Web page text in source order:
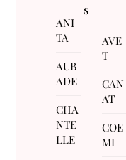
ANI
TA
AUB
ADE
CHA
NTE
LLE
s
AVE
T
CAN
AT
COE
MI